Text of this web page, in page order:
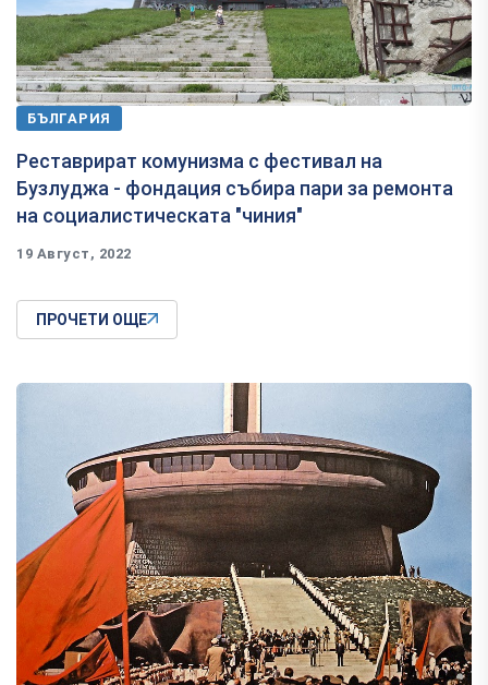
БЪЛГАРИЯ
Реставрират комунизма с фестивал на
Бузлуджа - фондация събира пари за ремонта
на социалистическата "чиния"
19 Август, 2022
ПРОЧЕТИ ОЩЕ